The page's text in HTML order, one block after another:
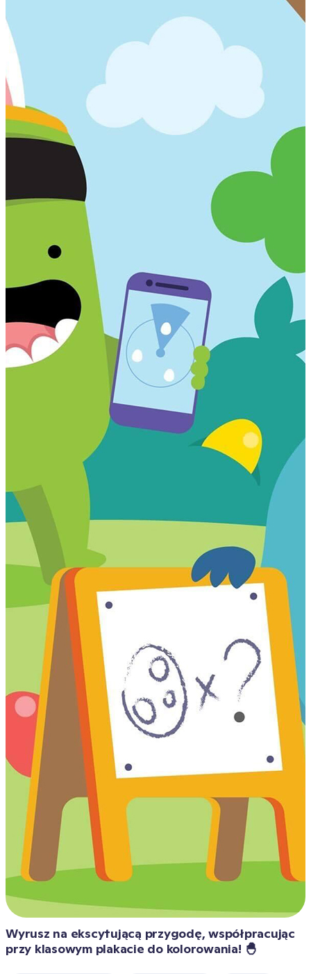
Wyrusz na ekscytującą przygodę, współpracując
przy klasowym plakacie do kolorowania! 🐣